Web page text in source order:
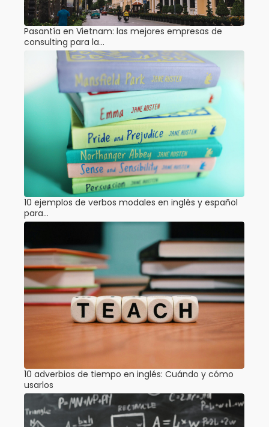
Pasantía en Vietnam: las mejores empresas de
consulting para la…
10 ejemplos de verbos modales en inglés y español
para…
10 adverbios de tiempo en inglés: Cuándo y cómo
usarlos